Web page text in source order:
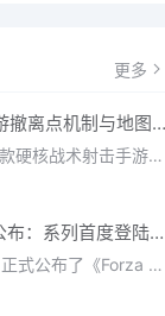
更多
《三角洲行动》手游撤离点机制与地图全攻略深度解析
在《三角洲行动》这款硬核战术射击手游中，撤离是每位干员行动的核心目标。无论你在战场中搜刮了多少高价值物
《地平线 6》正式公布：系列首度登陆亚洲，日本嘉年华即将启幕
Playground Games 正式公布了《Forza Horizon 6》，这次备受赞誉的地平线嘉年华将首次驶入亚洲，落户日本。玩家